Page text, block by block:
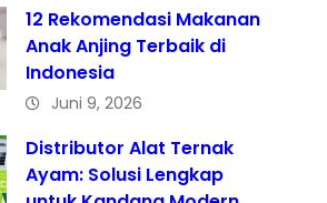
12 Rekomendasi Makanan
Anak Anjing Terbaik di
Indonesia
Juni 9, 2026
Distributor Alat Ternak
Ayam: Solusi Lengkap